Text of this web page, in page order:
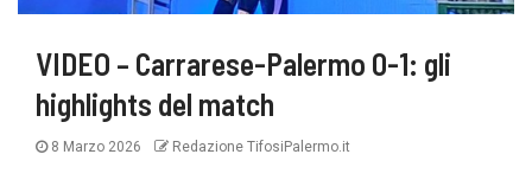
VIDEO – Carrarese-Palermo 0-1: gli
highlights del match
8 Marzo 2026 Redazione TifosiPalermo.it